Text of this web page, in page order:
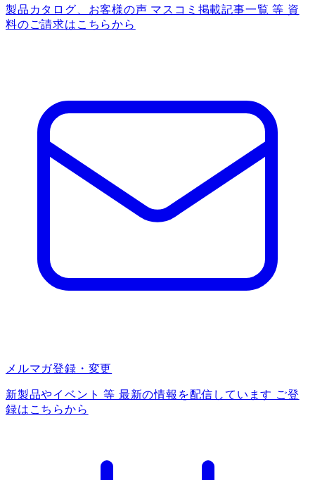
製品カタログ、お客様の声 マスコミ掲載記事一覧 等 資
料のご請求はこちらから
メルマガ登録・変更
新製品やイベント 等 最新の情報を配信しています ご登
録はこちらから